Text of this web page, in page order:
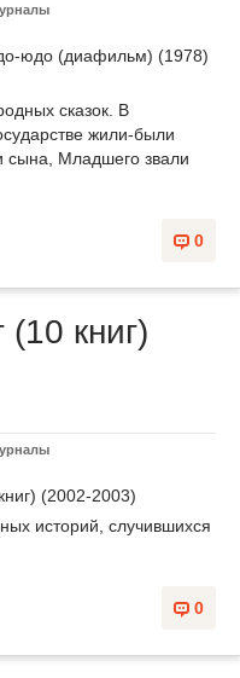
сказок. В
жили-были
сына, Младшего звали
0
(10 книг)
историй, случившихся
0